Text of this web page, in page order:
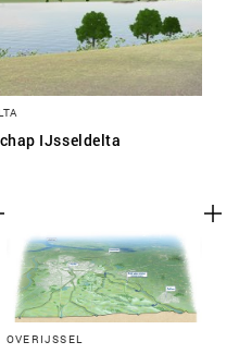
IJsseldelta
OVERIJSSEL